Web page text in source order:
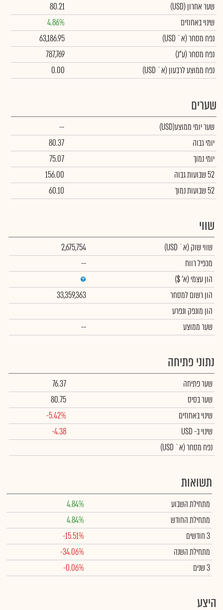
שער אחרון (USD)
80.21
שינוי באחוזים
4.86%
נפח מסחר(א` USD)
63,186.95
נפח מסחר(ע"נ)
787,769
נפח ממוצע לרבעון (א` USD)
0.00
שערים
שער יומי ממוצע(USD)
--
יומי גבוה
80.37
יומי נמוך
75.07
52 שבועות גבוה
156.00
52 שבועות נמוך
60.10
שווי
שווי שוק (א` USD)
2,675,754
מכפיל רווח
--
הון עצמי (א' $)
הון רשום למסחר
33,359,363
הון מונפק ונפרע
שער ממוצע
--
נתוני פתיחה
שער פתיחה
76.37
שער בסיס
80.75
שינוי באחוזים
-5.42%
שינויב- USD
-4.38
נפח מסחר(א` USD)
תשואות
מתחילת השבוע
4.84%
מתחילת החודש
4.84%
3 חודשים
-15.51%
מתחילת השנה
-34.06%
3 שנים
-0.06%
היצע